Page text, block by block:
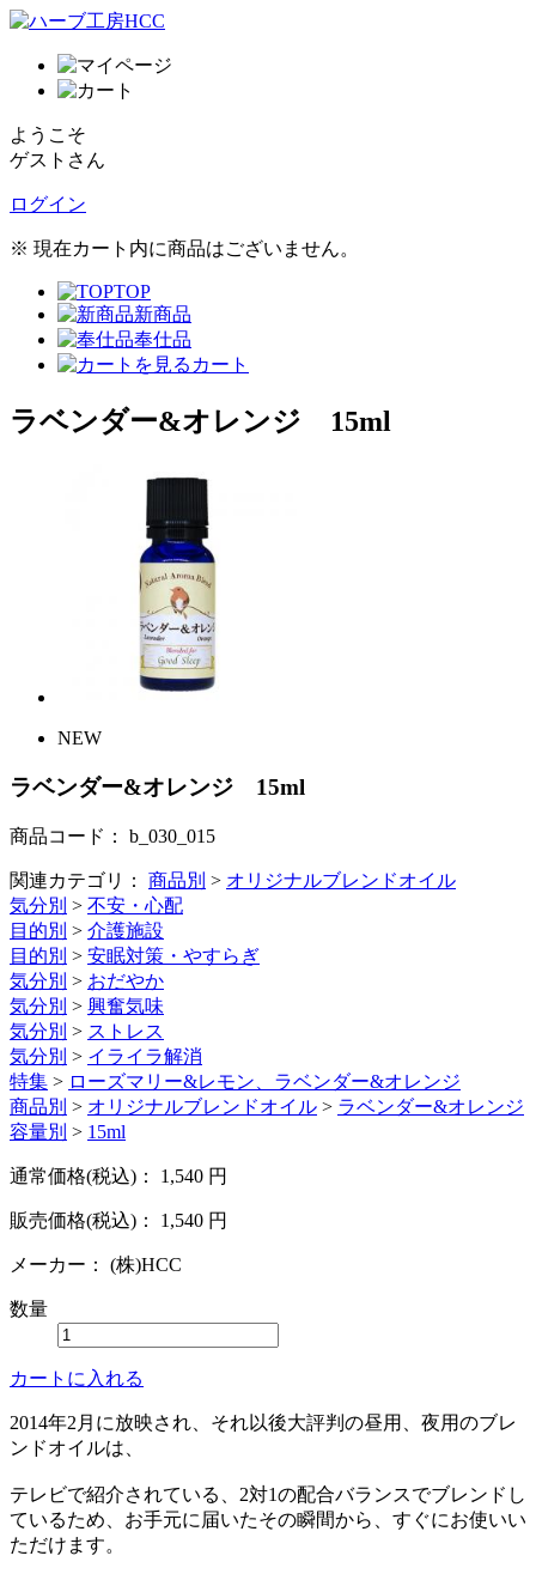
ようこそ
ゲストさん
ログイン
※ 現在カート内に商品はございません。
TOP
新商品
奉仕品
カート
ラベンダー&オレンジ 15ml
NEW
ラベンダー&オレンジ 15ml
商品コード： b_030_015
関連カテゴリ： 商品別 > オリジナルブレンドオイル
気分別 > 不安・心配
目的別 > 介護施設
目的別 > 安眠対策・やすらぎ
気分別 > おだやか
気分別 > 興奮気味
気分別 > ストレス
気分別 > イライラ解消
特集 > ローズマリー&レモン、ラベンダー&オレンジ
商品別 > オリジナルブレンドオイル > ラベンダー&オレンジ
容量別 > 15ml
通常価格(税込)： 1,540 円
販売価格(税込)： 1,540 円
メーカー： (株)HCC
数量
カートに入れる
2014年2月に放映され、それ以後大評判の昼用、夜用のブレ
ンドオイルは、
テレビで紹介されている、2対1の配合バランスでブレンドし
ているため、お手元に届いたその瞬間から、すぐにお使いい
ただけます。